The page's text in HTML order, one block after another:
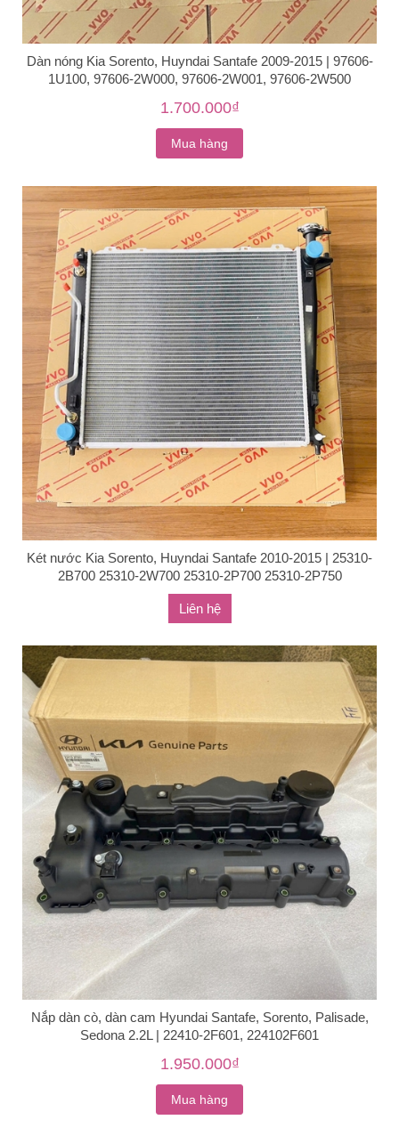
Dàn nóng Kia Sorento, Huyndai Santafe 2009-2015 | 97606-
1U100, 97606-2W000, 97606-2W001, 97606-2W500
1.700.000₫
Mua hàng
Két nước Kia Sorento, Huyndai Santafe 2010-2015 | 25310-
2B700 25310-2W700 25310-2P700 25310-2P750
Liên hệ
Nắp dàn cò, dàn cam Hyundai Santafe, Sorento, Palisade,
Sedona 2.2L | 22410-2F601, 224102F601
1.950.000₫
Mua hàng